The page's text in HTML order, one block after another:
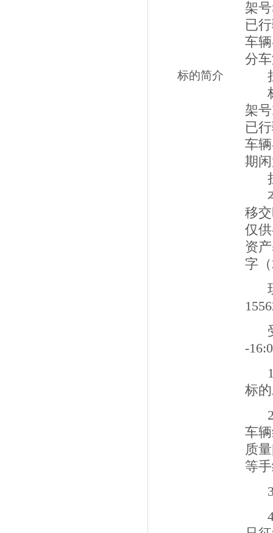
标的简介
架号
已
车
分
架号
已
车
期
移
仅
资
字（
-16
标
车
质
等